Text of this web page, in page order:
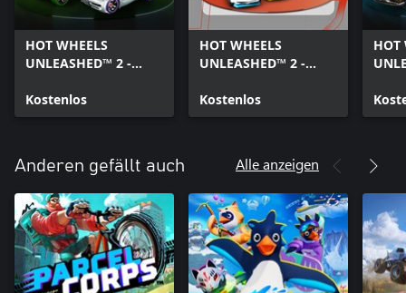
HOT WHEELS
UNLEASHED™ 2 -
Pack 1
Kostenlos
HOT WHEELS
UNLEASHED™ 2 -
Kostenlos
HOT
Anderen gefällt auch Alle anzeigen